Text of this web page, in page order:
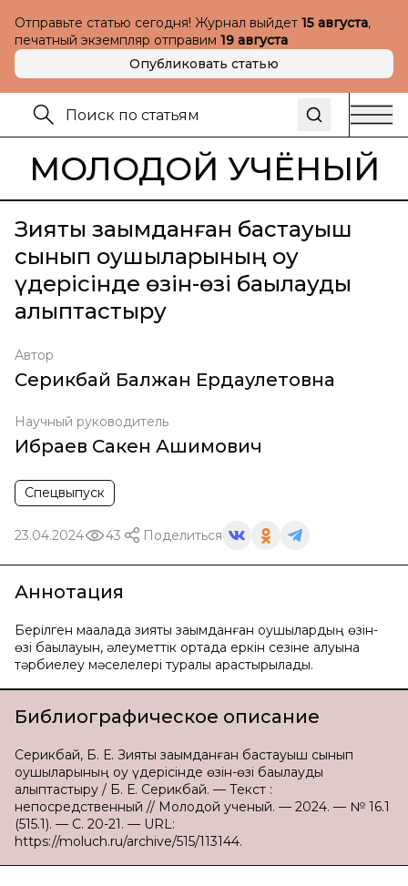
Отправьте статью сегодня! Журнал выйдет 15 августа,
печатный экземпляр отправим 19 августа
Опубликовать статью
МОЛОДОЙ УЧЁНЫЙ
Зияты зақымданған бастауыш
сынып оқушыларының оқу
үдерісінде өзін-өзі бақылауды
қалыптастыру
Автор
Серикбай Балжан Ердаулетовна
Научный руководитель
Ибраев Сакен Ашимович
Спецвыпуск
23.04.2024 43 Поделиться
Аннотация
Берілген мaқaлaдa зияты зақымданған оқушылардың өзін-
өзі бақылауын, әлеуметтік ортада еркін сезіне алуына
тәрбиелеу мәcелелері турaлы қaрacтырылaды.
Библиографическое описание
Серикбай, Б. Е. Зияты зақымданған бастауыш сынып
оқушыларының оқу үдерісінде өзін-өзі бақылауды
қалыптастыру / Б. Е. Серикбай. — Текст :
непосредственный // Молодой ученый. — 2024. — № 16.1
(515.1). — С. 20-21. — URL:
https://moluch.ru/archive/515/113144.